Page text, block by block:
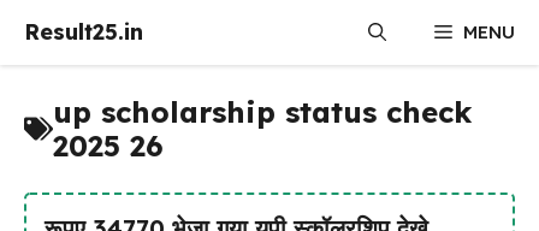
Result25.in MENU
up scholarship status check
2025 26